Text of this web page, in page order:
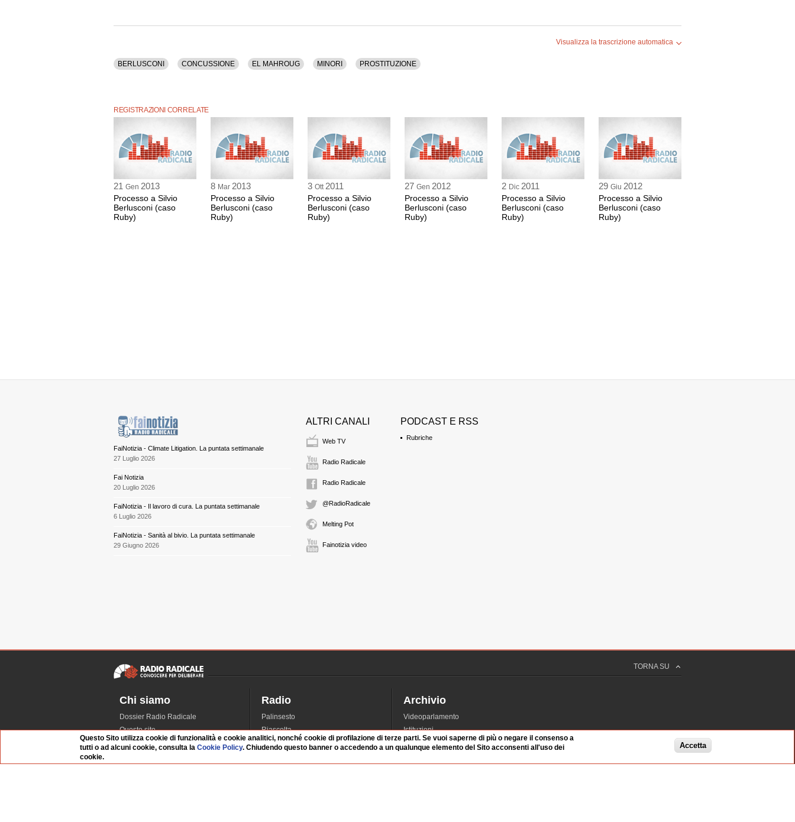
Visualizza la trascrizione automatica
BERLUSCONI CONCUSSIONE EL MAHROUG MINORI PROSTITUZIONE
REGISTRAZIONI CORRELATE
21 Gen 2013
Processo a Silvio
Berlusconi (caso
Ruby)
8 Mar 2013
Processo a Silvio
Berlusconi (caso
Ruby)
3 Ott 2011
Processo a Silvio
Berlusconi (caso
Ruby)
27 Gen 2012
Processo a Silvio
Berlusconi (caso
Ruby)
2 Dic 2011
Processo a Silvio
Berlusconi (caso
Ruby)
29 Giu 2012
Processo a Silvio
Berlusconi (caso
Ruby)
FaiNotizia - Climate Litigation. La puntata settimanale
27 Luglio 2026
Fai Notizia
20 Luglio 2026
FaiNotizia - Il lavoro di cura. La puntata settimanale
6 Luglio 2026
FaiNotizia - Sanità al bivio. La puntata settimanale
29 Giugno 2026
ALTRI CANALI
Web TV
Radio Radicale
Radio Radicale
@RadioRadicale
Melting Pot
Fainotizia video
PODCAST E RSS
Rubriche
TORNA SU
Chi siamo
Dossier Radio Radicale
Questo sito
L'Archivio
Radio
Palinsesto
Riascolta
Dirette
Archivio
Videoparlamento
Istituzioni
Dibattiti
Questo Sito utilizza cookie di funzionalità e cookie analitici, nonché cookie di profilazione di terze parti. Se vuoi saperne di più o negare il consenso a
tutti o ad alcuni cookie, consulta laCookie Policy. Chiudendo questo banner o accedendo a un qualunque elemento del Sito acconsenti all'uso dei
cookie.
Accetta